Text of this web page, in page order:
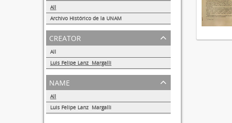
All
Archivo Histórico de la UNAM
1
creator
All
Luis Felipe Lanz Margalli
1
name
All
Luis Felipe Lanz Margalli